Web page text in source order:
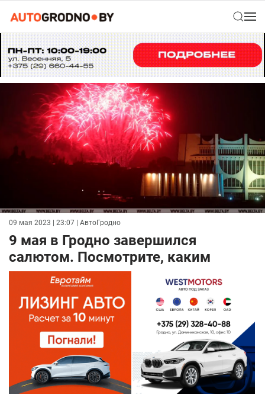
09 мая 2023 | 23:07 | АвтоГродно
9 мая в Гродно завершился
салютом. Посмотрите, каким